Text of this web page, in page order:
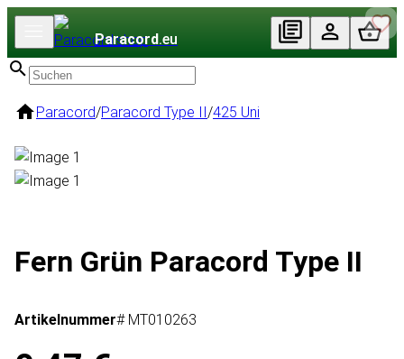
Paracord.eu
Paracord/Paracord Type II/425 Uni
Fern Grün Paracord Type II
Artikelnummer# MT010263